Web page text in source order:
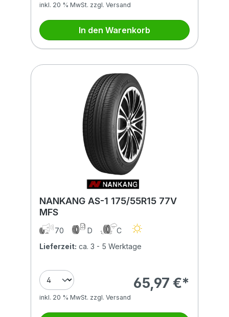
inkl. 20 % MwSt. zzgl. Versand
In den Warenkorb
NANKANG AS-1 175/55R15 77V
MFS
70 D
C
Lieferzeit: ca. 3 - 5 Werktage
65,97 €*
inkl. 20 % MwSt. zzgl. Versand